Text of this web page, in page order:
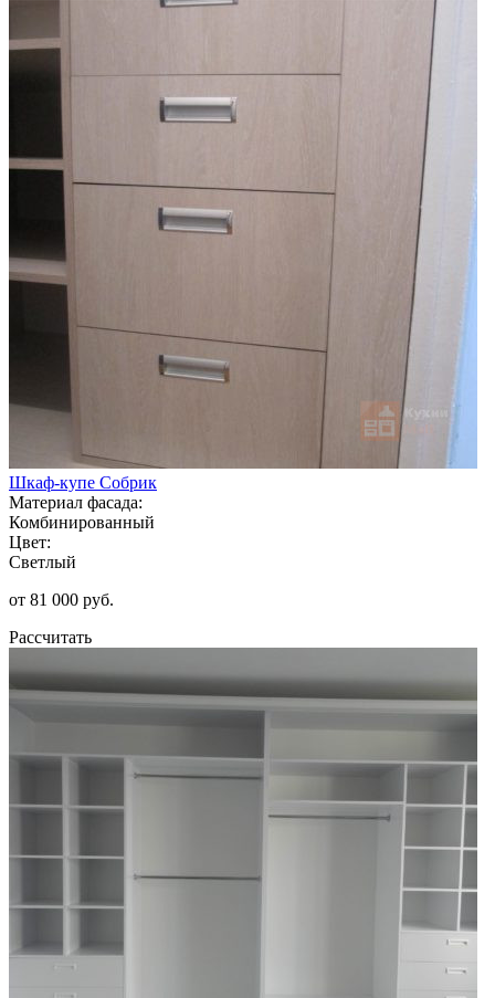
Шкаф-купе Собрик
Материал фасада:
Комбинированный
Цвет:
Светлый
от 81 000 руб.
Рассчитать